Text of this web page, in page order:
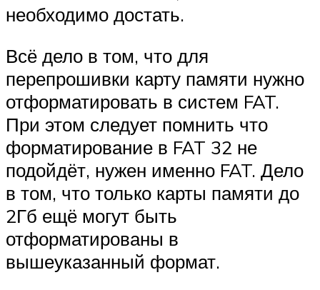
необходимо достать.
Всё дело в том, что для
перепрошивки карту памяти нужно
отформатировать в систем FAT.
При этом следует помнить что
форматирование в FAT 32 не
подойдёт, нужен именно FAT. Дело
в том, что только карты памяти до
2Гб ещё могут быть
отформатированы в
вышеуказанный формат.